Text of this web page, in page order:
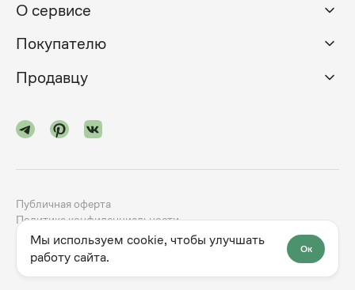
О сервисе
Покупателю
Продавцу
2024-2026godno.com dev.family
Публичная оферта
Политика конфиденциальности
Мы используем cookie, чтобы улучшать
работу сайта.
Ок